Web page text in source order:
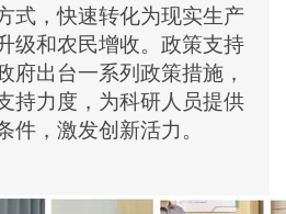
式，快速转化为现实生产
级和农民增收。政策支持
府出台一系列政策措施，
持力度，为科研人员提供
件，激发创新活力。